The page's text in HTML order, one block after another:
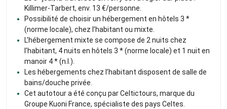
Killimer-Tarbert, env. 13 €/personne.
Possibilité de choisir un hébergement en hôtels 3 *
(norme locale), chez l’habitant ou mixte.
L’hébergement mixte se compose de 2 nuits chez
l’habitant, 4 nuits en hôtels 3 * (norme locale) et 1 nuit en
manoir 4 * (n.l.).
Les hébergements chez l’habitant disposent de salle de
bains/douche privée.
Cet autotour a été conçu par Celtictours, marque du
Groupe Kuoni France, spécialiste des pays Celtes.